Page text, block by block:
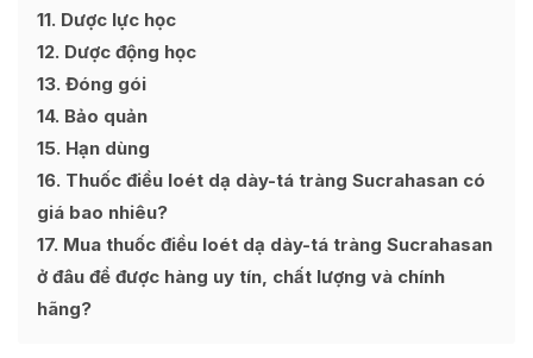
11 Dược lực học
12 Dược động học
13 Đóng gói
14 Bảo quản
15 Hạn dùng
16 Thuốc điều loét dạ dày-tá tràng Sucrahasan có
giá bao nhiêu?
17 Mua thuốc điều loét dạ dày-tá tràng Sucrahasan
ở đâu để được hàng uy tín, chất lượng và chính
hãng?